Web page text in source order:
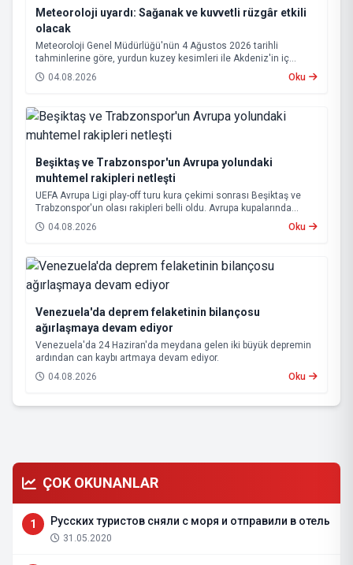
Meteoroloji uyardı: Sağanak ve kuvvetli rüzgâr etkili
olacak
Meteoroloji Genel Müdürlüğü'nün 4 Ağustos 2026 tarihli
tahminlerine göre, yurdun kuzey kesimleri ile Akdeniz'in iç
bölgelerinde yer yer sağanak ve gök gürültülü sağanak yağış
bekleniyor.
04.08.2026 Oku
Beşiktaş ve Trabzonspor'un Avrupa yolundaki
muhtemel rakipleri netleşti
UEFA Avrupa Ligi play-off turu kura çekimi sonrası Beşiktaş ve
Trabzonspor'un olası rakipleri belli oldu. Avrupa kupalarında
yoluna devam eden Beşiktaş ve Trabzonspor, grup aşamasına
kalabilmek için kritik eşleşmelerle karşı karşıya gelecek.
04.08.2026 Oku
Venezuela'da deprem felaketinin bilançosu
ağırlaşmaya devam ediyor
Venezuela'da 24 Haziran'da meydana gelen iki büyük depremin
ardından can kaybı artmaya devam ediyor.
04.08.2026
Oku
ÇOK OKUNANLAR
1 Русских туристов сняли с моря и отправили в отель
31.05.2020